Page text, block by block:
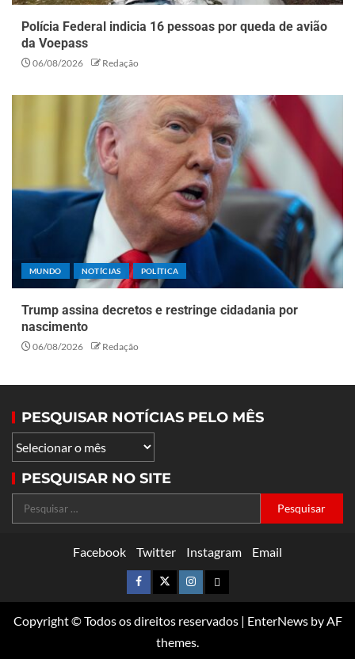
Polícia Federal indicia 16 pessoas por queda de avião
da Voepass
06/08/2026 Redação
MUNDO NOTÍCIAS POLÍTICA
Trump assina decretos e restringe cidadania por
nascimento
06/08/2026 Redação
PESQUISAR NOTÍCIAS PELO MÊS
PESQUISAR NO SITE
Facebook Twitter Instagram Email
Copyright © Todos os direitos reservados | EnterNewsby AF
themes.